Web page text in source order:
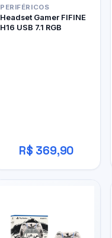
PERIFÉRICOS
Headset Gamer FIFINE
H16 USB 7.1 RGB
R$ 369,90